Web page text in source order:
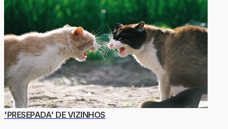
'PRESEPADA' DE VIZINHOS